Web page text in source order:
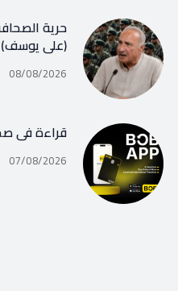
حرية
(علي يوسف)
08/08/2026
قراءة في
07/08/2026